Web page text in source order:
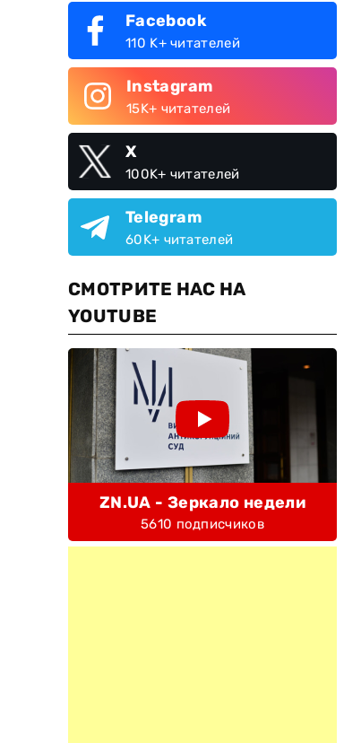
Facebook
110 K+ читателей
Instagram
15K+ читателей
X
100K+ читателей
Telegram
60K+ читателей
СМОТРИТЕ НАС НА
YOUTUBE
ZN.UA - Зеркало недели
5610 подписчиков